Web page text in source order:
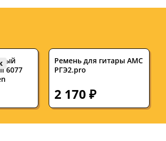
6077
Ремень для гитары АМС
РГЭ2.pro
2 170 ₽